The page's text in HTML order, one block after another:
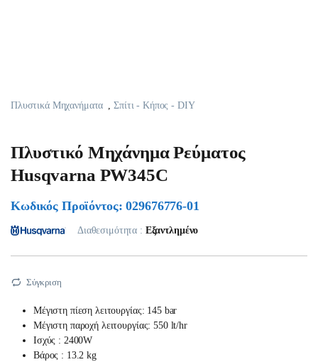
Πλυστικά Μηχανήματα ,Σπίτι - Κήπος - DIY
Πλυστικό Μηχάνημα Ρεύματος
Husqvarna PW345C
Κωδικός Προϊόντος: 029676776-01
Διαθεσιμότητα : Εξαντλημένο
Σύγκριση
Μέγιστη πίεση λειτουργίας: 145 bar
Μέγιστη παροχή λειτουργίας: 550 lt/hr
Ισχύς : 2400W
Βάρος : 13.2 kg